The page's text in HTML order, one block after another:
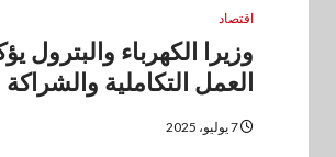
اقتصاد
وزيرا الكهرباء والبترول
العمل التكاملية
7 يوليو، 2025